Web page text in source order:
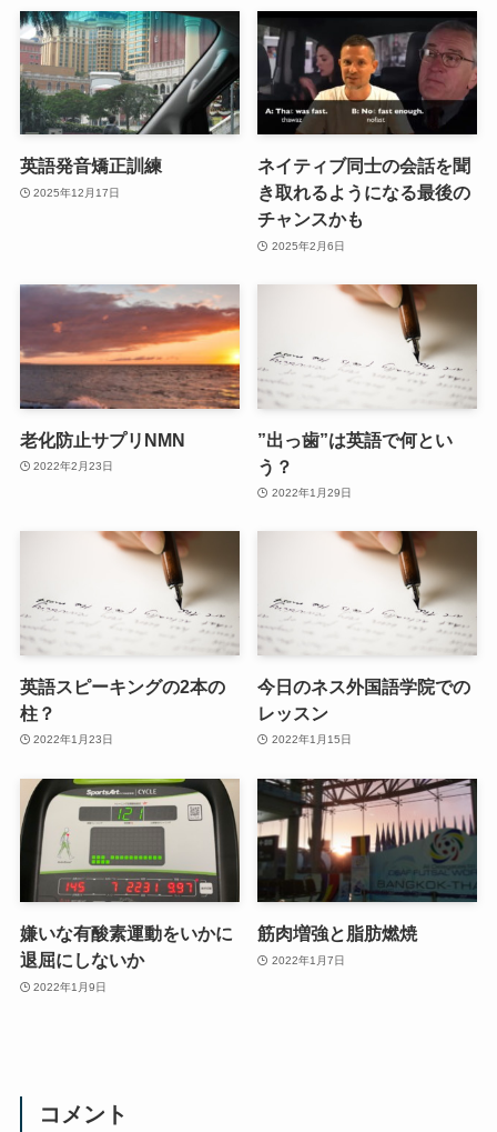
英語発音矯正訓練
2025年12月17日
ネイティブ同士の会話を聞
き取れるようになる最後の
チャンスかも
2025年2月6日
老化防止サプリNMN
2022年2月23日
”出っ歯”は英語で何とい
う？
2022年1月29日
英語スピーキングの2本の
柱？
2022年1月23日
今日のネス外国語学院での
レッスン
2022年1月15日
嫌いな有酸素運動をいかに
退屈にしないか
2022年1月9日
筋肉増強と脂肪燃焼
2022年1月7日
コメント